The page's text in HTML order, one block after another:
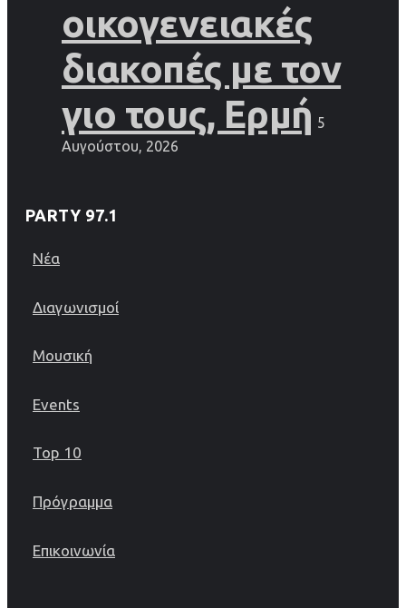
οικογενειακές
διακοπές με τον
γιο τους, Ερμή 5
Αυγούστου, 2026
PARTY 97.1
Νέα
Διαγωνισμοί
Μουσική
Events
Top 10
Πρόγραμμα
Επικοινωνία